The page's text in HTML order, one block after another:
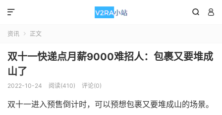
 

资讯  正文
双十一快递点月薪9000难招人：包裹又要堆成
山了
2022-10-24 阅读(410) 评论(0)
双十一进入预售倒计时，可以预想包裹又要堆成山的场景。